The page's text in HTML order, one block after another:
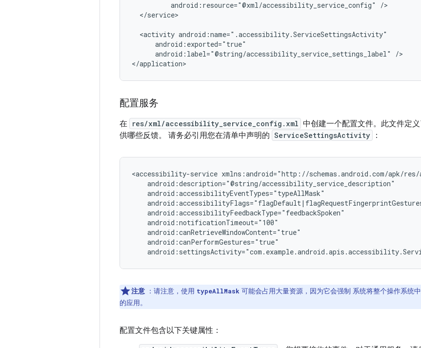
android:resource="@xml/accessibility_service_config"
</service>
<activity
android:label="@string/accessibility_service_settings_label"
/>
</application>
配置服务
在 res/xml/accessibility_service_config.xml 中创建一个配置文件。此文件定
供哪些反馈。 请务必引用您在清单中声明的 ServiceSettingsActivity ：
<accessibility-service
注意 ：请注意，使用 typeAllMask 可能会占用大量资源，因为它会强制 系统将整个操作系统
的应用。
配置文件包含以下关键属性：